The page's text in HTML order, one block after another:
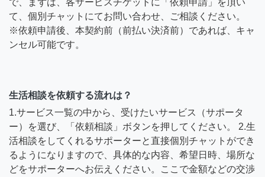
て、個別チャットにてお問い合わせ、ご相談ください。
※依頼申請後、本契約前（前払い決済前）であれば、キャ
ンセル可能です。
生活相談を依頼する流れは？
1.サービス一覧の中から、受けたいサービス（サポータ
ー）を選び、「依頼相談」ボタンを押してください。 2.生
活相談をしてくれるサポーターと直接個別チャットができ
るようになりますので、具体的な内容、希望日時、場所な
どをサポーターへお伝えください。ここで金額などの交渉